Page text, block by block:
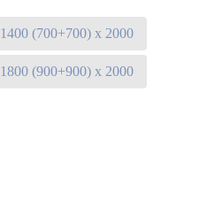
1400 (700+700) х 2000
1800 (900+900) х 2000